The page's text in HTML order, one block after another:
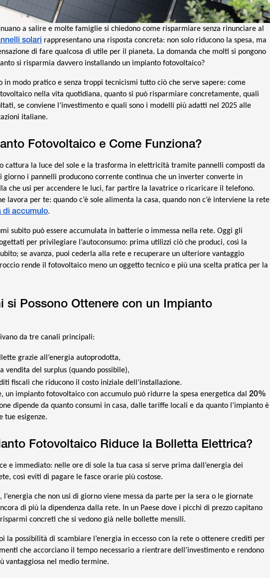
a salire e molte famiglie si chiedono come risparmiare senza rinunciare al
solari rappresentano una risposta concreta: non solo riducono la spesa, ma
di fare qualcosa di utile per il pianeta. La domanda che molti si pongono
si risparmia davvero installando un impianto fotovoltaico?
in modo pratico e senza troppi tecnicismi tutto ciò che serve sapere: come
nella vita quotidiana, quanto si può risparmiare concretamente, quali
se conviene l’investimento e quali sono i modelli più adatti nel 2025 alle
italiane.
Fotovoltaico e Come Funziona?
cattura la luce del sole e la trasforma in elettricità tramite pannelli composti da
giorno i pannelli producono corrente continua che un inverter converte in
che usi per accendere le luci, far partire la lavatrice o ricaricare il telefono.
lavora per te: quando c’è sole alimenta la casa, quando non c’è interviene la rete
di accumulo.
subito può essere accumulata in batterie o immessa nella rete. Oggi gli
per privilegiare l’autoconsumo: prima utilizzi ciò che produci, così la
se avanza, puoi cederla alla rete e recuperare un ulteriore vantaggio
rende il fotovoltaico meno un oggetto tecnico e più una scelta pratica per la
si Possono Ottenere con un Impianto
da tre canali principali:
grazie all’energia autoprodotta,
vendita del surplus (quando possibile),
fiscali che riducono il costo iniziale dell’installazione.
un impianto fotovoltaico con accumulo può ridurre la spesa energetica dal 20%
dipende da quanto consumi in casa, dalle tariffe locali e da quanto l’impianto è
tue esigenze.
Fotovoltaico Riduce la Bolletta Elettrica?
e immediato: nelle ore di sole la tua casa si serve prima dall’energia dei
così eviti di pagare le fasce orarie più costose.
l’energia che non usi di giorno viene messa da parte per la sera o le giornate
di più la dipendenza dalla rete. In un Paese dove i picchi di prezzo capitano
concreti che si vedono già nelle bollette mensili.
la possibilità di scambiare l’energia in eccesso con la rete o ottenere crediti per
che accorciano il tempo necessario a rientrare dell’investimento e rendono
vantaggiosa nel medio termine.